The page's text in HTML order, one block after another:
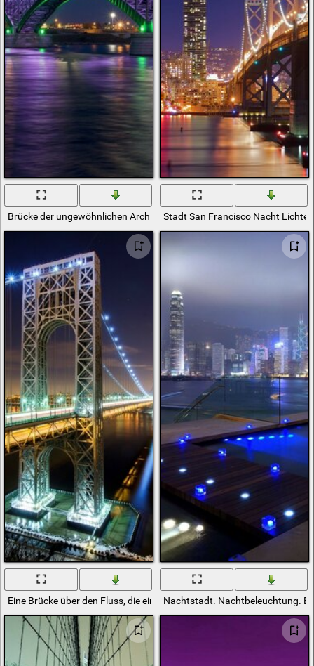
Brücke der ungewöhnlichen Architektur mit Beleuchtung
Stadt San Francisco Nacht
Eine Brücke über den Fluss, die eine Stadt in den USA verbindet
Nachtstadt. Nachtbeleuchtung.